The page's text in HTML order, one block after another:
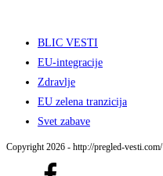
BLIC VESTI
EU-integracije
Zdravlje
EU zelena tranzicija
Svet zabave
Copyright 2026 - http://pregled-vesti.com/